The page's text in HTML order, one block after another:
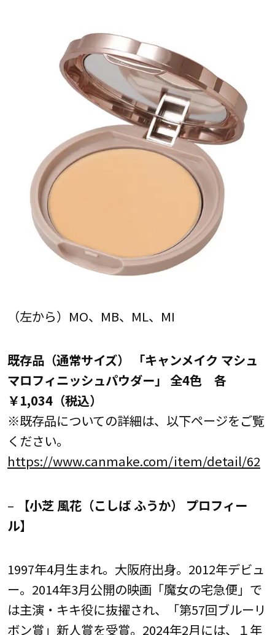
（左から）MO、MB、ML、MI
既存品（通常サイズ） 「キャンメイク マシュ
マロフィニッシュパウダー」 全4色 各
￥1,034（税込）
※既存品についての詳細は、以下ページをご覧
ください。
https://www.canmake.com/item/detail/62
–
【小芝 風花（こしば ふうか） プロフィー
ル】
1997年4月生まれ。大阪府出身。2012年デビュ
ー。2014年3月公開の映画「魔女の宅急便」で
は主演・キキ役に抜擢され、「第57回ブルーリ
ボン賞」新人賞を受賞。2024年2月には、１年